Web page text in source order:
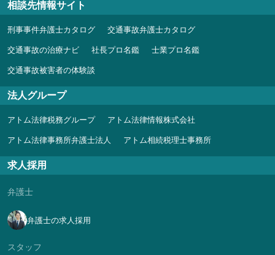
相談先情報サイト
刑事事件弁護士カタログ 交通事故弁護士カタログ
交通事故の治療ナビ 社長プロ名鑑 士業プロ名鑑
交通事故被害者の体験談
法人グループ
アトム法律税務グループ アトム法律情報株式会社
アトム法律事務所弁護士法人 アトム相続税理士事務所
求人採用
弁護士
弁護士の求人採用
スタッフ